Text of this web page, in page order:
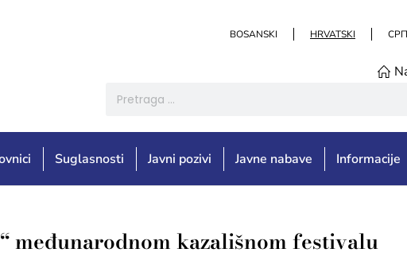
BOSANSKI HRVATSKI
Suglasnosti Javni pozivi Javne nabave Informacije
međunarodnom kazališnom festivalu